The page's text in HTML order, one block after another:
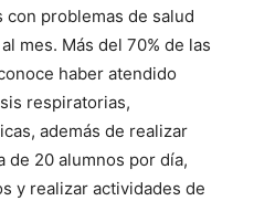
con problemas de salud
mes. Más del 70% de las
haber atendido
respiratorias,
además de realizar
de 20 alumnos por día,
y realizar actividades de